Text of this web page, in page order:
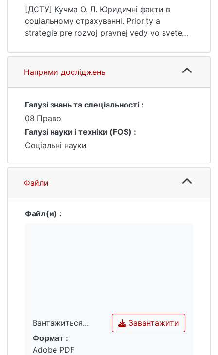
vedy (с. 113–116).
https://ir.library.knu.ua/handle/15071834/564
9
[ДСТУ] Кучма О. Л. Юридичні факти в
соціальному страхуванні. Priority a
strategie pre rozvoj pravnej vedy vo svete
116. URL:
https://ir.library.knu.ua/handle/15071834/564
9 (дата звернення: 25.07.2026).
Напрями досліджень
Галузі знань та спеціальності :
08 Право
Галузі науки і техніки (FOS) :
Соціальні науки
Файли
Файл(и) :
Вантажиться...
Вантажиться...
Завантажити
Формат :
Adobe PDF